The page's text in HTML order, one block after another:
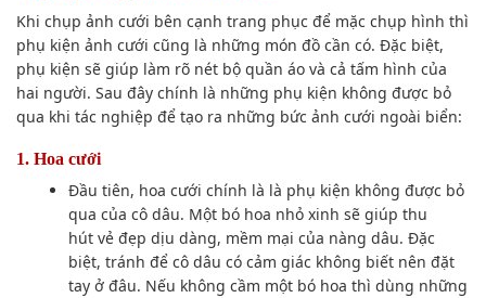
Khi chụp ảnh cưới bên cạnh trang phục để mặc chụp hình thì
phụ kiện ảnh cưới cũng là những món đồ cần có. Đặc biệt,
phụ kiện sẽ giúp làm rõ nét bộ quần áo và cả tấm hình của
hai người. Sau đây chính là những phụ kiện không được bỏ
qua khi tác nghiệp để tạo ra những bức ảnh cưới ngoài biển:
1. Hoa cưới
Đầu tiên, hoa cưới chính là là phụ kiện không được bỏ
qua củacô dâu. Một bó hoa nhỏ xinh sẽ giúpthu
hút vẻ đẹp dịu dàng, mềm mại của nàng dâu. Đặc
biệt, tránh đểcô dâu có cảm giác không biết nên đặt
tay ở đâu. Nếu không cầm một bó hoa thìdùng những